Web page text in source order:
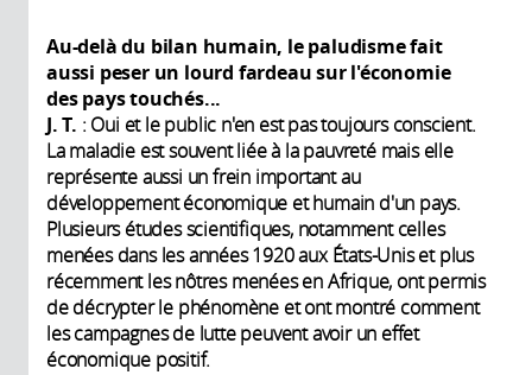
Au-delà du bilan humain, le paludisme fait
aussi peser un lourd fardeau sur l'économie
des pays touchés...
J. T. : Oui et le public n'en est pas toujours conscient.
La maladie est souvent liée à la pauvreté mais elle
représente aussi un frein important au
développement économique et humain d'un pays.
Plusieurs études scientifiques, notamment celles
menées dans les années 1920 aux États-Unis et plus
récemment les nôtres menées en Afrique, ont permis
de décrypter le phénomène et ont montré comment
les campagnes de lutte peuvent avoir un effet
économique positif.